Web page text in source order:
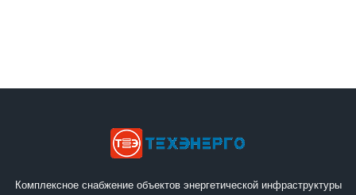
Комплексное снабжение объектов энергетической инфраструктуры